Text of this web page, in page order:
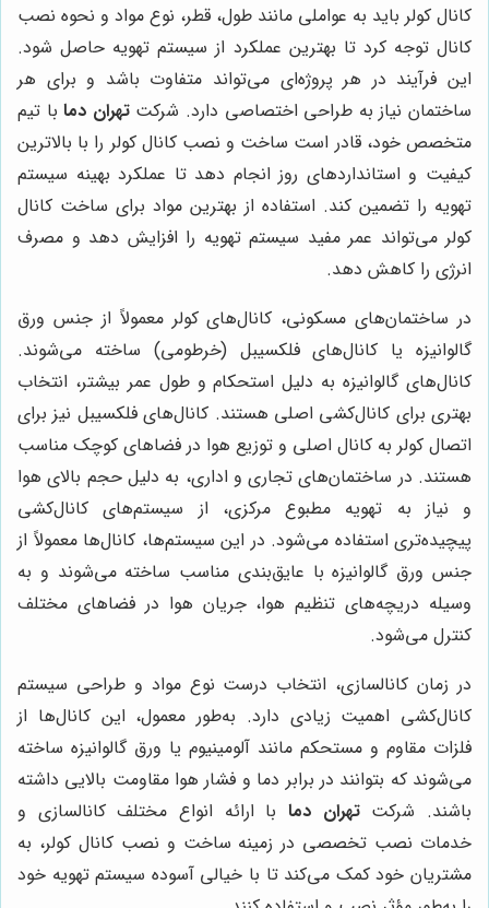
کانال کولر باید به عواملی مانند طول، قطر، نوع مواد و نحوه نصب
کانال توجه کرد تا بهترین عملکرد از سیستم تهویه حاصل شود.
این فرآیند در هر پروژه‌ای می‌تواند متفاوت باشد و برای هر
ساختمان نیاز به طراحی اختصاصی دارد. شرکتتهران دمابا تیم
متخصص خود، قادر است ساخت و نصب کانال کولر را با بالاترین
کیفیت و استانداردهای روز انجام دهد تا عملکرد بهینه سیستم
تهویه را تضمین کند. استفاده از بهترین مواد برای ساخت کانال
کولر می‌تواند عمر مفید سیستم تهویه را افزایش دهد و مصرف
انرژی را کاهش دهد.
در ساختمان‌های مسکونی، کانال‌های کولر معمولاً از جنس ورق
گالوانیزه یا کانال‌های فلکسیبل (خرطومی) ساخته می‌شوند.
کانال‌های گالوانیزه به دلیل استحکام و طول عمر بیشتر، انتخاب
بهتری برای کانال‌کشی اصلی هستند. کانال‌های فلکسیبل نیز برای
اتصال کولر به کانال اصلی و توزیع هوا در فضاهای کوچک مناسب
هستند. در ساختمان‌های تجاری و اداری، به دلیل حجم بالای هوا
و نیاز به تهویه مطبوع مرکزی، از سیستم‌های کانال‌کشی
پیچیده‌تری استفاده می‌شود. در این سیستم‌ها، کانال‌ها معمولاً از
جنس ورق گالوانیزه با عایق‌بندی مناسب ساخته می‌شوند و به
وسیله دریچه‌های تنظیم هوا، جریان هوا در فضاهای مختلف
کنترل می‌شود.
در زمان کانالسازی، انتخاب درست نوع مواد و طراحی سیستم
کانال‌کشی اهمیت زیادی دارد. به‌طور معمول، این کانال‌ها از
فلزات مقاوم و مستحکم مانند آلومینیوم یا ورق گالوانیزه ساخته
می‌شوند که بتوانند در برابر دما و فشار هوا مقاومت بالایی داشته
باشند. شرکتتهران دما با ارائه انواع مختلف کانالسازی و
خدمات نصب تخصصی در زمینه ساخت و نصب کانال کولر، به
مشتریان خود کمک می‌کند تا با خیالی آسوده سیستم تهویه خود